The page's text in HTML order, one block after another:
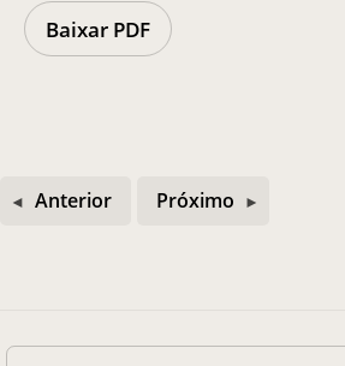
Baixar PDF
Anterior Próximo